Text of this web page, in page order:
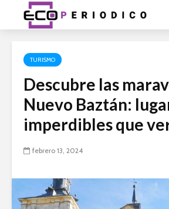
TURISMO
Descubre las
Nuevo Baztán:
imperdibles que
febrero 13, 2024